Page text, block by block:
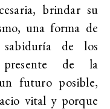
brindar su
una forma de
de los
de la
futuro posible,
vital y porque